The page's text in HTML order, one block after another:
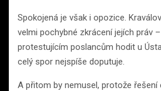
Spokojená je však i opozice.
velmi pochybné zkrácení jejích práv
protestujícím poslancům hodit u
celý spor nejspíše doputuje.
A přitom by nemusel, protože řešení